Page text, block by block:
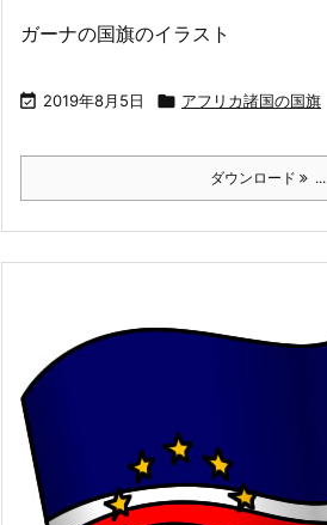
ガーナの国旗のイラスト
 2019年8月5日  アフリカ諸国の国旗
ダウンロード ...